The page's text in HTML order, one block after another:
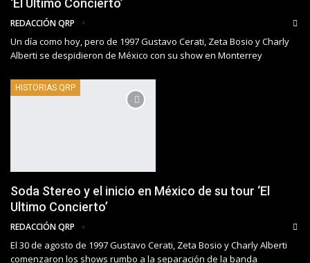
REDACCIÓN QRP
Un día como hoy, pero de 1997 Gustavo Cerati, Zeta Bosio y Charly
Alberti se despidieron de México con su show en Monterrey
HISTORIAS QRP
Soda Stereo y el inicio en México de su tour ‘El
Ultimo Concierto’
REDACCIÓN QRP
El 30 de agosto de 1997 Gustavo Cerati, Zeta Bosio y Charly Alberti
comenzaron los shows rumbo a la separación de la banda